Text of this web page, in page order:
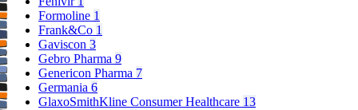
Formoline 1
Frank&Co 1
Gaviscon 3
Gebro Pharma 9
Genericon Pharma 7
Germania 6
GlaxoSmithKline Consumer Healthcare 13